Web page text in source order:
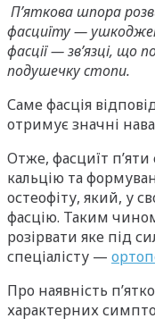
П’яткова шпора
фасциїту —
фасції — зв’язці, що
подушечку стопи.
Саме фасція
отримує значні
Отже, фасциїт
кальцію та
остеофіту, який, у
фасцію. Таким
розірвати яке під
спеціалісту —
Про наявність
характерних